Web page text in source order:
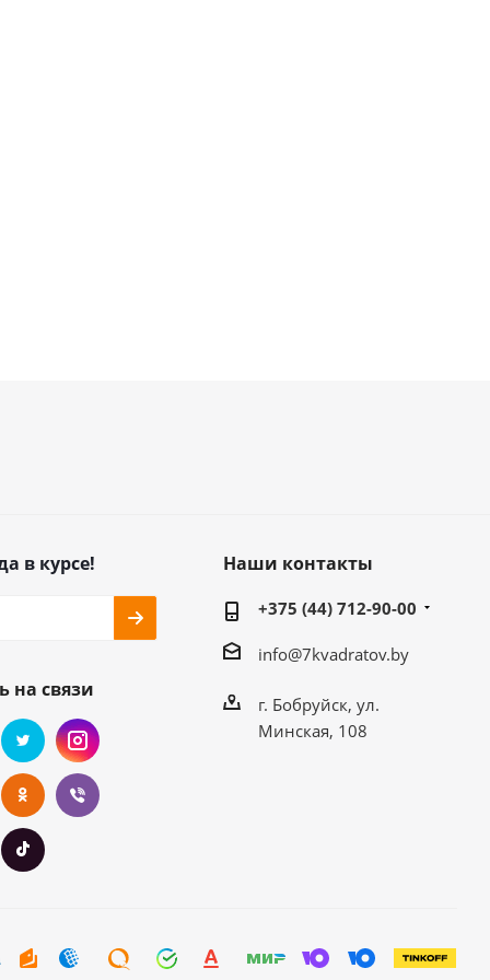
в курсе!
на связи
Наши контакты
+375 (44) 712-90-00
info@7kvadratov.by
г. Бобруйск, ул.
Минская, 108